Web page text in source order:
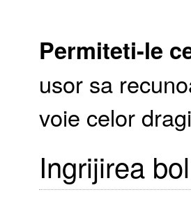
Permiteti-le
usor sa
voie celor
Ingrijirea